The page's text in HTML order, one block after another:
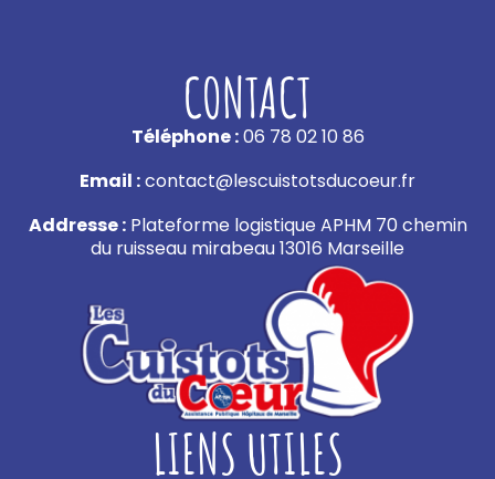
CONTACT
Téléphone :06 78 02 10 86
Email :contact@lescuistotsducoeur.fr
Addresse :Plateforme logistique APHM 70 chemin
du ruisseau mirabeau 13016 Marseille
LIENS UTILES